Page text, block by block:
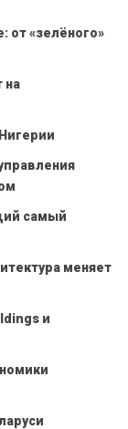
от «зелёного»
на
самый
меняет
и